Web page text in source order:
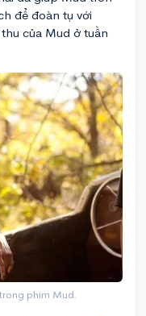
để đoàn tụ với
của Mud ở tuần
phim Mud.